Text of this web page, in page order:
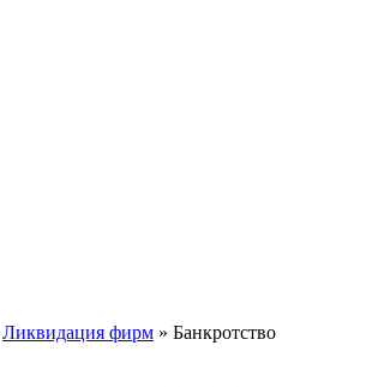
Ликвидация фирм » Банкротство